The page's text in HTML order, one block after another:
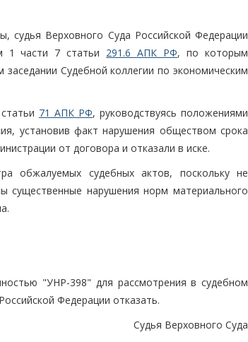
Верховного Суда Российской Федерации
1 части 7 статьи 291.6 АПК РФ, по которым
Судебной коллегии по экономическим
71 АПК РФ, руководствуясь положениями
установив факт нарушения обществом срока
от договора и отказали в иске.
обжалуемых судебных актов, поскольку не
нарушения норм материального
"УНР-398" для рассмотрения в судебном
Федерации отказать.
Судья Верховного Суда